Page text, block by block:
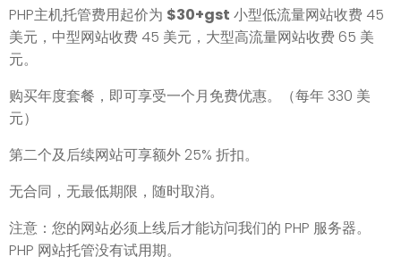
PHP主机托管费用起价为 $30+gst 小型低流量网站收费 45
美元，中型网站收费 45 美元，大型高流量网站收费 65 美
元。
购买年度套餐，即可享受一个月免费优惠。（每年 330 美
元）
第二个及后续网站可享额外 25% 折扣。
无合同，无最低期限，随时取消。
注意：您的网站必须上线后才能访问我们的 PHP 服务器。
PHP 网站托管没有试用期。